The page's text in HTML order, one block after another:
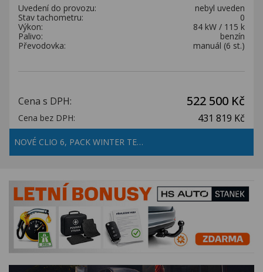
Uvedení do provozu:
nebyl uveden
Stav tachometru:
0
Výkon:
84 kW / 115 k
Palivo:
benzín
Převodovka:
manuál (6 st.)
Cena s DPH: 522 500 Kč
Cena bez DPH: 431 819 Kč
NOVÉ CLIO 6, PACK WINTER TE…